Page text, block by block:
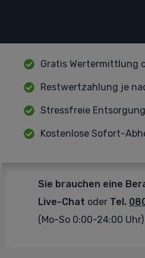
Gratis Wertermittlung
Restwertzahlung je
Stressfreie
Kostenlose Sofort-
Sie brauchen eine
Live-Chat oderTel.
(Mo-So 0:00-24:00 Uhr)